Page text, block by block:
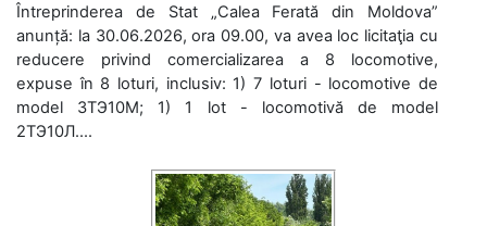
Întreprinderea de Stat „Calea Ferată din Moldova”
anunță: la 30.06.2026, ora 09.00, va avea loc licitaţia cu
reducere privind comercializarea a 8 locomotive,
expuse în 8 loturi, inclusiv: 1) 7 loturi - locomotive de
model 3ТЭ10М; 1) 1 lot - locomotivă de model
2ТЭ10Л....